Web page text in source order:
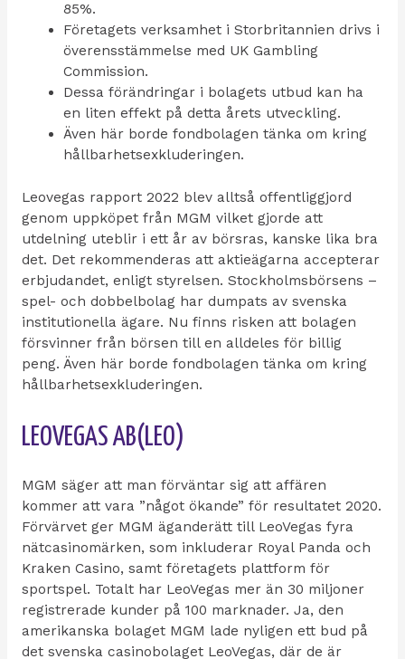
85%.
Företagets verksamhet i Storbritannien drivs i
överensstämmelse med UK Gambling
Commission.
Dessa förändringar i bolagets utbud kan ha
en liten effekt på detta årets utveckling.
Även här borde fondbolagen tänka om kring
hållbarhetsexkluderingen.
Leovegas rapport 2022 blev alltså offentliggjord
genom uppköpet från MGM vilket gjorde att
utdelning uteblir i ett år av börsras, kanske lika bra
det. Det rekommenderas att aktieägarna accepterar
erbjudandet, enligt styrelsen. Stockholmsbörsens –
spel- och dobbelbolag har dumpats av svenska
institutionella ägare. Nu finns risken att bolagen
försvinner från börsen till en alldeles för billig
peng. Även här borde fondbolagen tänka om kring
hållbarhetsexkluderingen.
LEOVEGAS AB(LEO)
MGM säger att man förväntar sig att affären
kommer att vara ”något ökande” för resultatet 2020.
Förvärvet ger MGM äganderätt till LeoVegas fyra
nätcasinomärken, som inkluderar Royal Panda och
Kraken Casino, samt företagets plattform för
sportspel. Totalt har LeoVegas mer än 30 miljoner
registrerade kunder på 100 marknader. Ja, den
amerikanska bolaget MGM lade nyligen ett bud på
det svenska casinobolaget LeoVegas, där de är